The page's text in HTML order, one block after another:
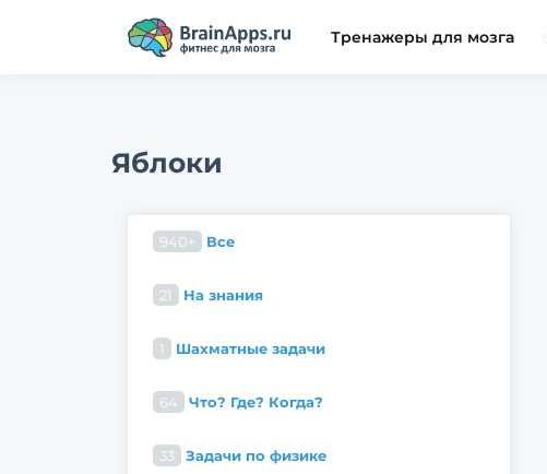
Тренажеры для мозга
Яблоки
940+ Все
21 На знания
1 Шахматные задачи
64 Что? Где? Когда?
33 Задачи по физике